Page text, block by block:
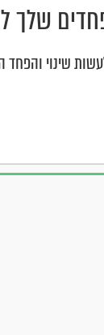
שלך
שינוי